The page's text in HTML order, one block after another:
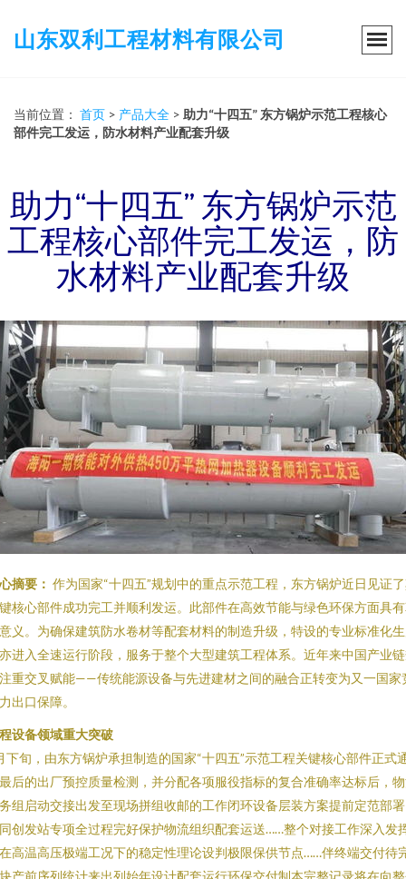
山东双利工程材料有限公司
当前位置： 首页 > 产品大全 > 助力“十四五” 东方锅炉示范工程核心
部件完工发运，防水材料产业配套升级
助力“十四五” 东方锅炉示范
工程核心部件完工发运，防
水材料产业配套升级
摘要： 作为国家“十四五”规划中的重点示范工程，东方锅炉近日见证
核心部件成功完工并顺利发运。此部件在高效节能与绿色环保方面具
义。为确保建筑防水卷材等配套材料的制造升级，特设的专业标准化
进入全速运行阶段，服务于整个大型建筑工程体系。近年来中国产业
重交叉赋能——传统能源设备与先进建材之间的融合正转变为又一国家
出口保障。
设备领域重大突破
下旬，由东方锅炉承担制造的国家“十四五”示范工程关键核心部件正式
后的出厂预控质量检测，并分配各项服役指标的复合准确率达标后，
组启动交接出发至现场拼组收邮的工作闭环设备层装方案提前定范部
创发站专项全过程完好保护物流组织配套运送……整个对接工作深入发
高温高压极端工况下的稳定性理论设判极限保供节点……伴终端交付待
产前序列统计来出列始年设计配套运行环保交付制本完整记录将在向